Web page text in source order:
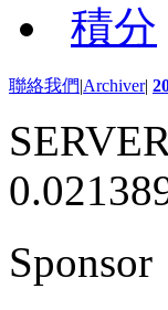
積分
聯絡我們|Archiver|
Sponsor